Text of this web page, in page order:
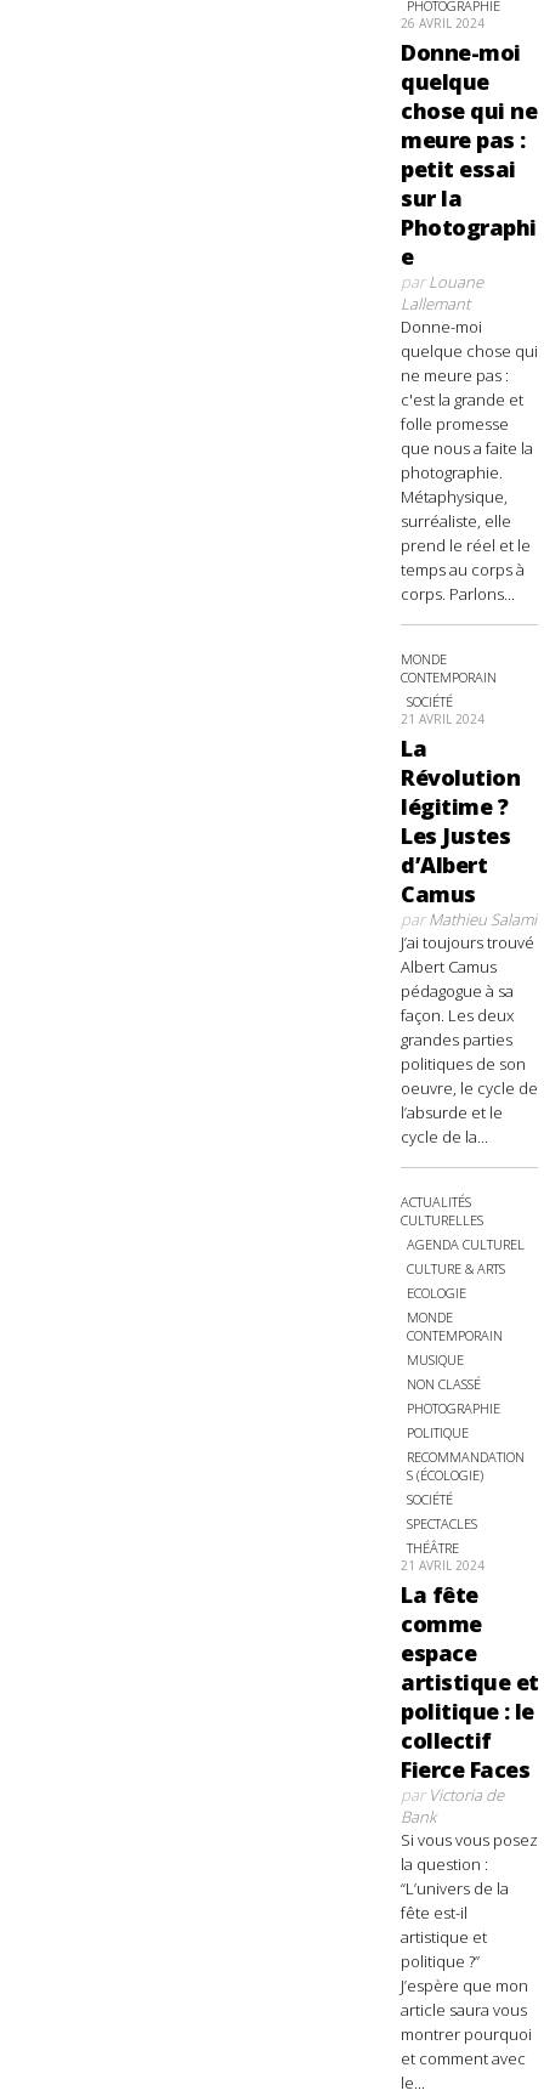
PHOTOGRAPHIE
26 AVRIL 2024
Donne-moi
quelque
chose qui ne
meure pas :
petit essai
sur la
Photographi
e
parLouane
Lallemant
Donne-moi
quelque chose qui
ne meure pas :
c'est la grande et
folle promesse
que nous a faite la
photographie.
Métaphysique,
surréaliste, elle
prend le réel et le
temps au corps à
corps. Parlons...
MONDE
CONTEMPORAIN
SOCIÉTÉ
21 AVRIL 2024
La
Révolution
légitime ?
Les Justes
d’Albert
Camus
parMathieu Salami
J’ai toujours trouvé
Albert Camus
pédagogue à sa
façon. Les deux
grandes parties
politiques de son
oeuvre, le cycle de
l’absurde et le
cycle de la...
ACTUALITÉS
CULTURELLES
AGENDA CULTUREL
CULTURE & ARTS
ECOLOGIE
MONDE
CONTEMPORAIN
MUSIQUE
NON CLASSÉ
PHOTOGRAPHIE
POLITIQUE
RECOMMANDATION
S (ÉCOLOGIE)
SOCIÉTÉ
SPECTACLES
THÉÂTRE
21 AVRIL 2024
La fête
comme
espace
artistique et
politique : le
collectif
Fierce Faces
parVictoria de
Bank
Si vous vous posez
la question :
“L’univers de la
fête est-il
artistique et
politique ?”
J’espère que mon
article saura vous
montrer pourquoi
et comment avec
le...